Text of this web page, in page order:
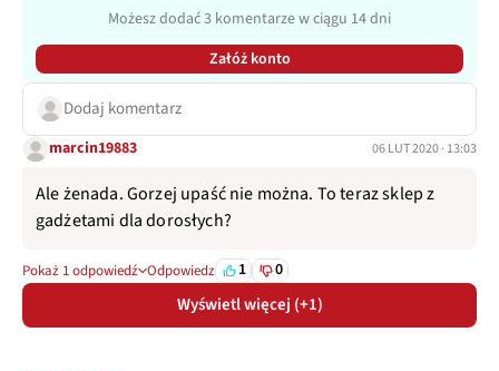
Możesz dodać 3 komentarze w ciągu 14 dni
Załóż konto
Dodaj komentarz
marcin19883 06 LUT 2020 · 13:03
Ale żenada. Gorzej upaść nie można. To teraz sklep z
gadżetami dla dorosłych?
Pokaż 1 odpowiedź Odpowiedz 1 0
Wyświetl więcej (+1)